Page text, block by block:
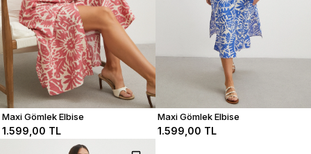
Maxi Gömlek Elbise
1.599,00 TL
Maxi Gömlek Elbise
1.599,00 TL